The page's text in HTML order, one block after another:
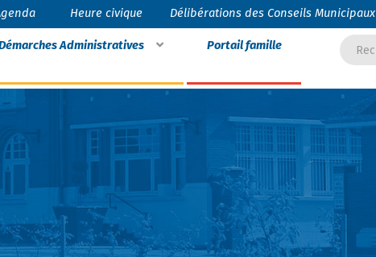
Heure civique Délibérations des Conseils Municipaux
Administratives Portail famille